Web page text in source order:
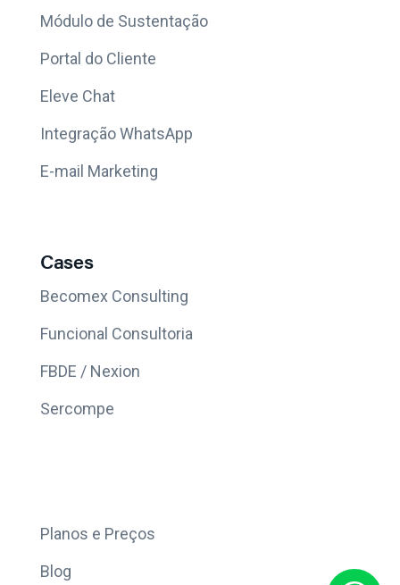
Módulo de Sustentação
Portal do Cliente
Eleve Chat
Integração WhatsApp
E-mail Marketing
Cases
Becomex Consulting
Funcional Consultoria
FBDE / Nexion
Sercompe
Planos e Preços
Blog